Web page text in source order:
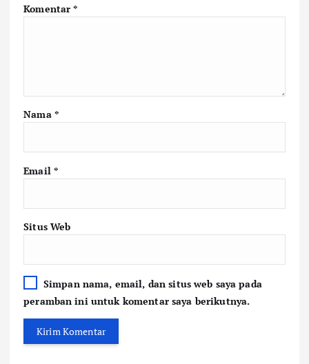
Komentar*
Nama *
Email *
Situs Web
Simpan nama, email, dan situs web saya pada
peramban ini untuk komentar saya berikutnya.